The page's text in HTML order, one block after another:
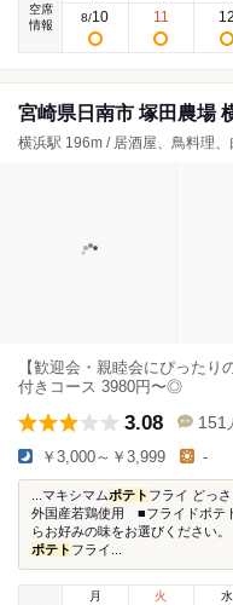
空席
情報
8/10 11 12
宮崎県日南市 塚田農場
横浜駅 196m / 居酒屋、鳥料理、
【歓迎会・親睦会にぴった
付きコース 3980円〜◎
3.08 151
￥3,000～￥3,999 -
...マキシマムポテト フライ どっ
外国産若鶏使用 ■フライドポテ
らお好みの味をお選びくださ
ポテト フライ...
月
火 水